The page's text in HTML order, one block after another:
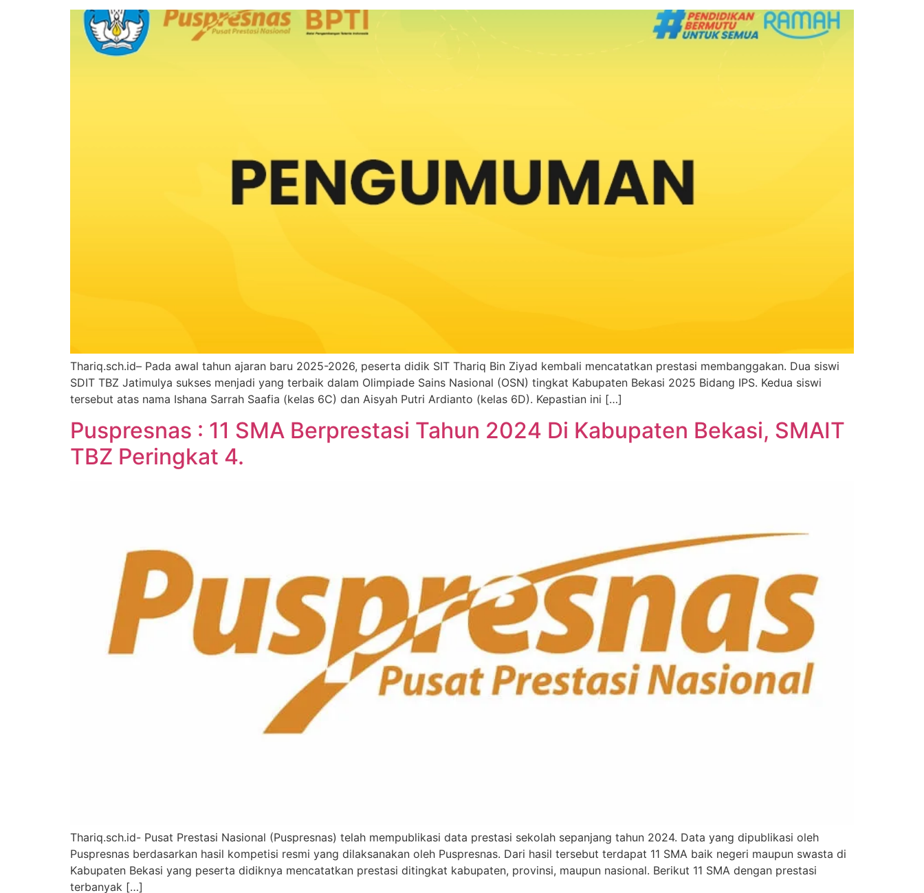
Thariq.sch.id– Pada awal tahun ajaran baru 2025-2026, peserta didik SIT Thariq Bin Ziyad kembali mencatatkan prestasi membanggakan. Dua siswi
SDIT TBZ Jatimulya sukses menjadi yang terbaik dalam Olimpiade Sains Nasional (OSN) tingkat Kabupaten Bekasi 2025 Bidang IPS. Kedua siswi
tersebut atas nama Ishana Sarrah Saafia (kelas 6C) dan Aisyah Putri Ardianto (kelas 6D). Kepastian ini […]
Puspresnas : 11 SMA Berprestasi Tahun 2024 Di Kabupaten Bekasi, SMAIT
TBZ Peringkat 4.
Thariq.sch.id- Pusat Prestasi Nasional (Puspresnas) telah mempublikasi data prestasi sekolah sepanjang tahun 2024. Data yang dipublikasi oleh
Puspresnas berdasarkan hasil kompetisi resmi yang dilaksanakan oleh Puspresnas. Dari hasil tersebut terdapat 11 SMA baik negeri maupun swasta di
Kabupaten Bekasi yang peserta didiknya mencatatkan prestasi ditingkat kabupaten, provinsi, maupun nasional. Berikut 11 SMA dengan prestasi
terbanyak […]